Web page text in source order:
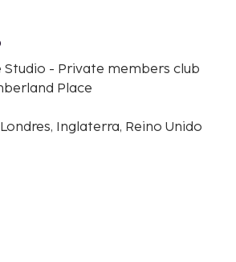
Studio - Private members club
Place
Inglaterra, Reino Unido